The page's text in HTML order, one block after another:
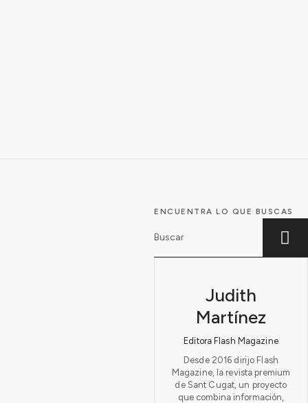
ENCUENTRA LO QUE BUSCAS
Judith
Martínez
Editora Flash Magazine
Desde 2016 dirijo Flash
Magazine, la revista premium
de Sant Cugat, un proyecto
que combina información,